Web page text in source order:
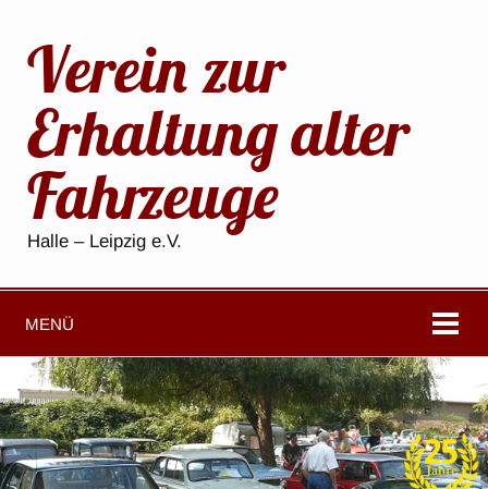
Verein zur
Erhaltung alter
Fahrzeuge
Halle – Leipzig e.V.
MENÜ